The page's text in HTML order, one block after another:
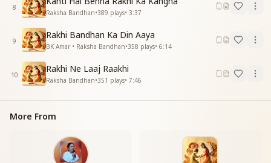
तुम जुटाते जाओ
Now increase the radiance of the soul, let its light
rise bright.
Unite every soul with Shiv—their eternal connection
of might.
Yes, unite each soul with Shiv Baba’s light.
रक्षा बंधन का त्यौहार, शिव पिता का है उपहार
To make them free from bondage, connect all souls
8
Raksha Bandhan•389 plays• 3:37
9
Rakhi Bandhan Ka Din Aaya
BK Amar • Raksha Bandhan•358 plays• 6:14
10
Rakhi Ne Laaj Raakhi
Raksha Bandhan•351 plays• 7:46
More From